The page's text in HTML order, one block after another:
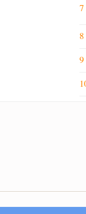
7
8
9